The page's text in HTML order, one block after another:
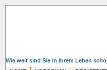
Wie weit sind Sie in Ihrem Leben